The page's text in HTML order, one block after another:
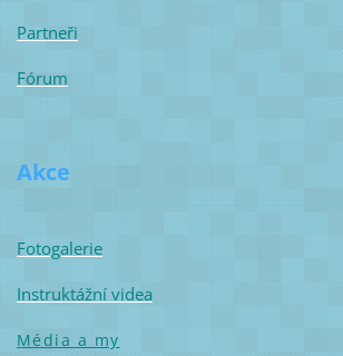
Partneři
Fórum
Akce
Fotogalerie
Instruktážní videa
Média a my